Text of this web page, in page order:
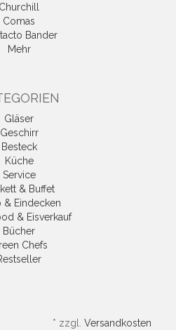
Churchill
Comas
Bander
Mehr
Gläser
Geschirr
Besteck
Küche
Service
& Buffet
& Eindecken
& Eisverkauf
Bücher
Chefs
* zzgl. Versandkosten